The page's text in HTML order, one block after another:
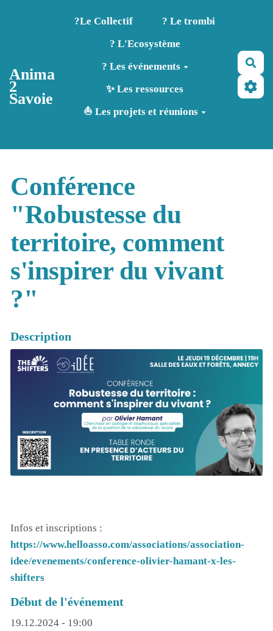
Aller au contenu principal
Anima
2
Savoie
?️Le Collectif
? Le trombi
? L'Ecosystème
? Les événements
✨ Les ressources
⛵ Les projets et réunions
Conférence
"Robustesse du
territoire, comment
s'inspirer du vivant
?"
Description
Infos et inscriptions :
https://www.helloasso.com/associations/association-
idee/evenements/conference-olivier-hamant-x-les-
shifters
Début de l'événement
19.12.2024 - 19:00